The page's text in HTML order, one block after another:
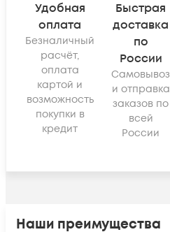
Удобная
оплата
Безналичный
расчёт,
оплата
картой и
возможность
покупки в
кредит
Быстрая
доставка
по
России
Самовывоз
и отправка
заказов по
всей
России
Наши преимущества